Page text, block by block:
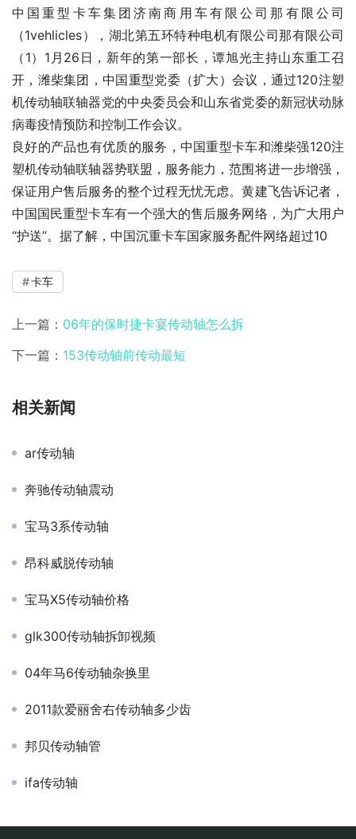
中国重型卡车集团济南商用车有限公司那有限公司
（1vehlicles），湖北第五环特种电机有限公司那有限公司
（1）1月26日，新年的第一部长，谭旭光主持山东重工召
开，潍柴集团，中国重型党委（扩大）会议，通过120注塑
机传动轴联轴器党的中央委员会和山东省党委的新冠状动脉
病毒疫情预防和控制工作会议。
良好的产品也有优质的服务，中国重型卡车和潍柴强120注
塑机传动轴联轴器势联盟，服务能力，范围将进一步增强，
保证用户售后服务的整个过程无忧无虑。黄建飞告诉记者，
中国国民重型卡车有一个强大的售后服务网络，为广大用户
“护送”。据了解，中国沉重卡车国家服务配件网络超过10
卡车
上一篇： 06年的保时捷卡宴传动轴怎么拆
下一篇： 153传动轴前传动最短
相关新闻
ar传动轴
奔驰传动轴震动
宝马3系传动轴
昂科威脱传动轴
宝马X5传动轴价格
glk300传动轴拆卸视频
04年马6传动轴杂换里
2011款爱丽舍右传动轴多少齿
邦贝传动轴管
ifa传动轴